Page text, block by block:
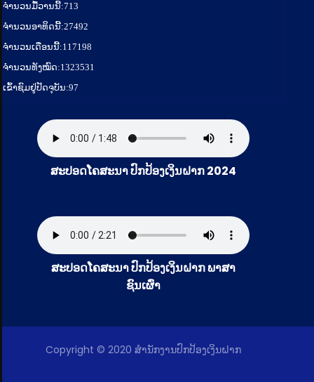
ຈໍານວນມື້ວານນີ້:713
ຈໍານວນອາທິດນີ້:27492
ຈໍານວນເດືອນນີ້:117198
ຈຳນວນທັງໝົດ:1323531
ເຂົ້າຊົມຢູ່ປັດຈຸບັນ:97
ສະປອດໂຄສະນາ ປົກປ້ອງເງິນຝາກ 2024
ສະປອດໂຄສະນາ ປົກປ້ອງເງິນຝາກ ພາສາ
ຊົນເຜົ່າ
Copyright © 2020 ສໍານັກງານປົກປ້ອງເງິນຝາກ